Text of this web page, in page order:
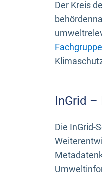
Der Kreis
InGrid –
Die InGrid-